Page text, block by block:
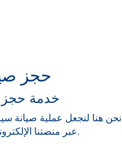
حجز
خدمة حجز
نحن هنا لنجعل عملية صيانة
عبر منصتنا الإلكترونية بخطوات بسيطة وسريعة.